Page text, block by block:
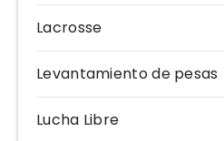
Lacrosse
Levantamiento de pesas
Lucha Libre